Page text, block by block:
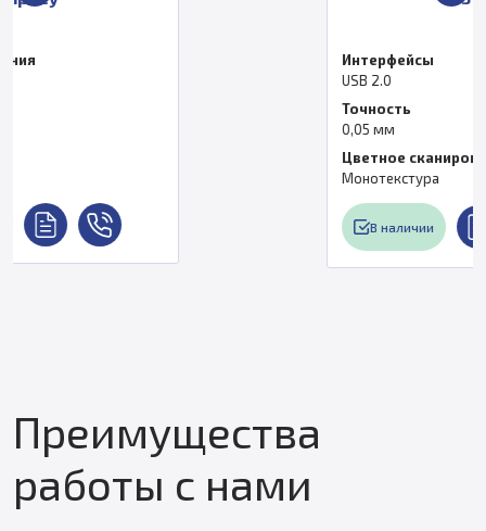
Цветное сканирование
Преимущества
работы с нами